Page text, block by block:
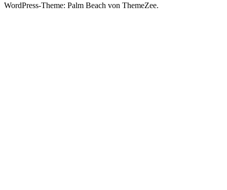
WordPress-Theme: Palm Beach von ThemeZee.